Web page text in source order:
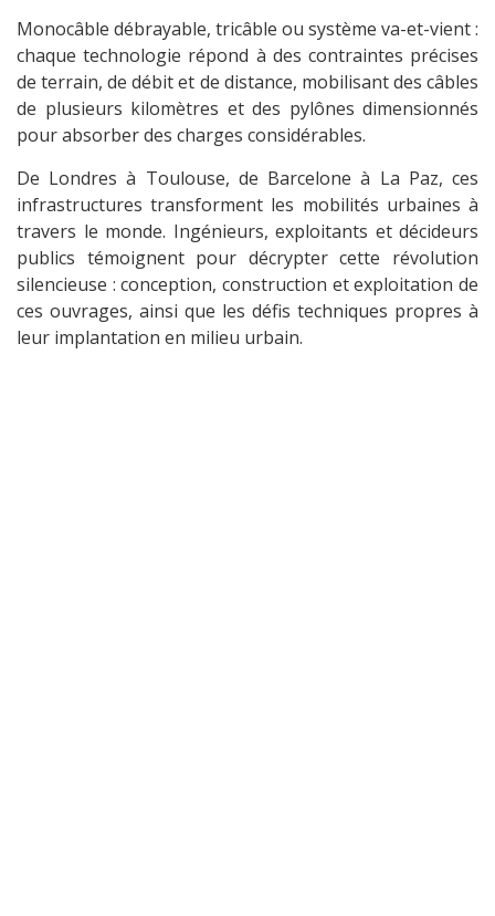
Monocâble débrayable, tricâble ou système va-et-vient :
chaque technologie répond à des contraintes précises
de terrain, de débit et de distance, mobilisant des câbles
de plusieurs kilomètres et des pylônes dimensionnés
pour absorber des charges considérables.
De Londres à Toulouse, de Barcelone à La Paz, ces
infrastructures transforment les mobilités urbaines à
travers le monde. Ingénieurs, exploitants et décideurs
publics témoignent pour décrypter cette révolution
silencieuse : conception, construction et exploitation de
ces ouvrages, ainsi que les défis techniques propres à
leur implantation en milieu urbain.